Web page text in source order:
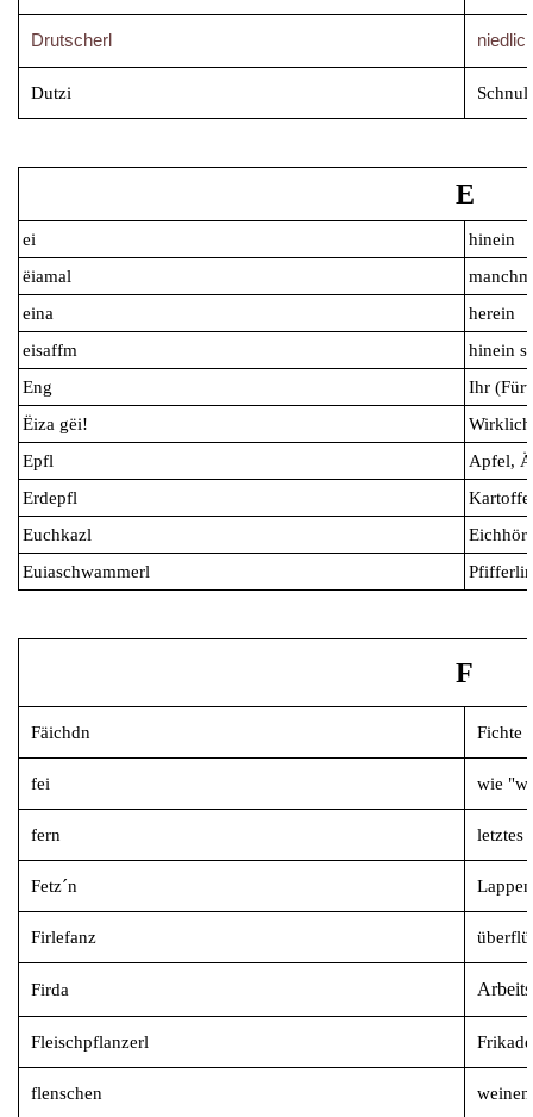
Drutscherl
Dutzi
E
ei
hinein
ëiamal
eina
herein
eisaffm
hinein
Eng
Ihr
Ëiza gëi!
Epfl
Apfel,
Erdepfl
Euchkazl
Euiaschwammerl
F
Fäichdn Fichte
fei wie
fern letztes
Fetz´n
Firlefanz
Firda
Fleischpflanzerl
flenschen weinen